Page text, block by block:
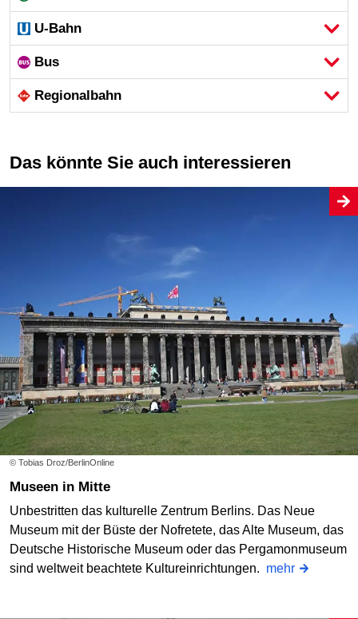
U-Bahn
Bus
Regional­bahn
Das könnte Sie auch interessieren
© Tobias Droz/BerlinOnline
Museen in Mitte
Unbestritten das kulturelle Zentrum Berlins. Das Neue
Museum mit der Büste der Nofretete, das Alte Museum, das
Deutsche Historische Museum oder das Pergamonmuseum
sind weltweit beachtete Kultureinrichtungen. mehr